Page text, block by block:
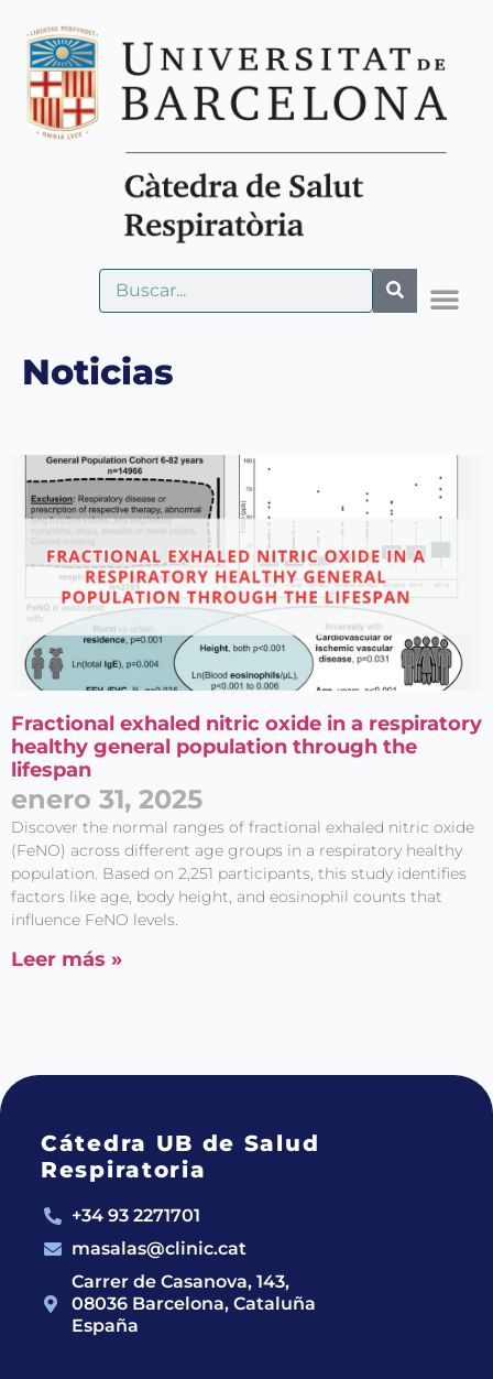
Noticias
Fractional exhaled nitric oxide in a respiratory
healthy general population through the
lifespan
enero 31, 2025
Discover the normal ranges of fractional exhaled nitric oxide
(FeNO) across different age groups in a respiratory healthy
population. Based on 2,251 participants, this study identifies
factors like age, body height, and eosinophil counts that
influence FeNO levels.
Leer más »
Cátedra UB de Salud
Respiratoria
+34 93 2271701
masalas@clinic.cat
Carrer de Casanova, 143,
08036 Barcelona, Cataluña
España